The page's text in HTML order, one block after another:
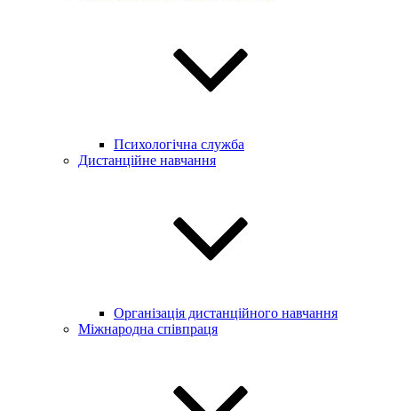
Психологічна служба
Дистанційне навчання
Організація дистанційного навчання
Міжнародна співпраця